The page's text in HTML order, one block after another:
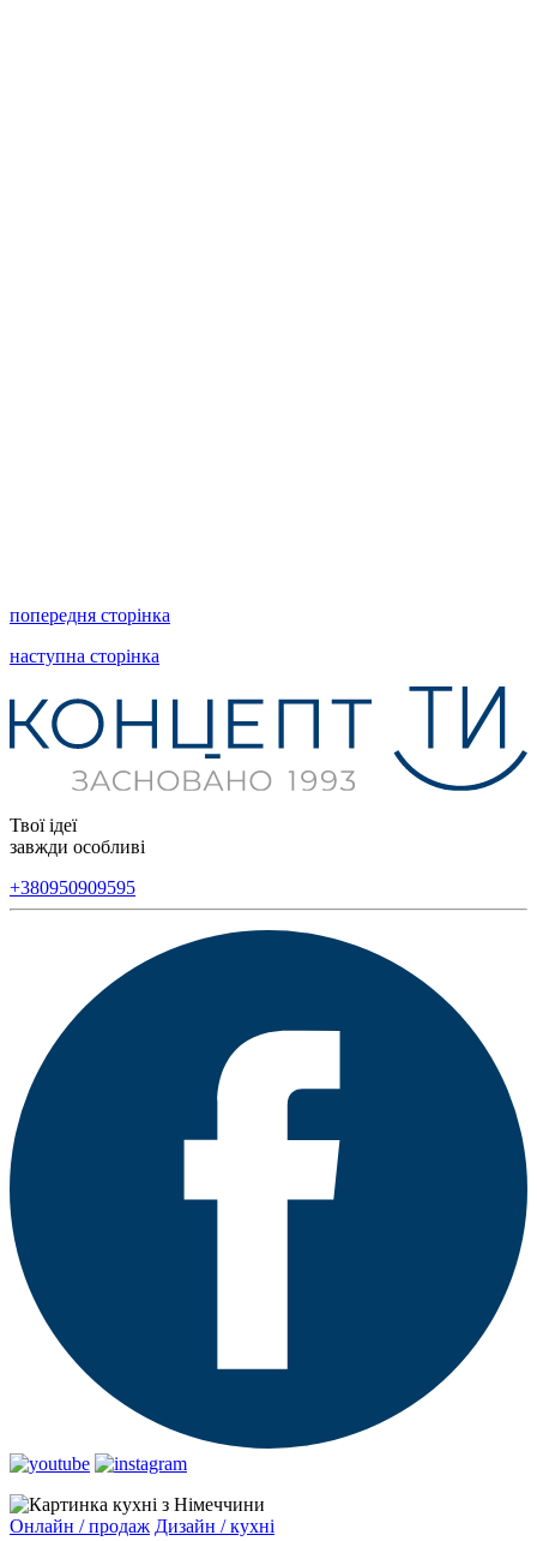
попередня сторінка
наступна сторінка
Твої ідеї
завжди особливі
+380950909595
Онлайн / продаж Дизайн / кухні